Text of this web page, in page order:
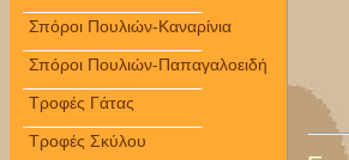
Σπόροι Πουλιών-Καναρίνια
Σπόροι Πουλιών-Παπαγαλοειδή
Τροφές Γάτας
Τροφές Σκύλου